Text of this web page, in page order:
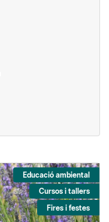
Educació ambiental
Cursos i tallers
Fires i festes